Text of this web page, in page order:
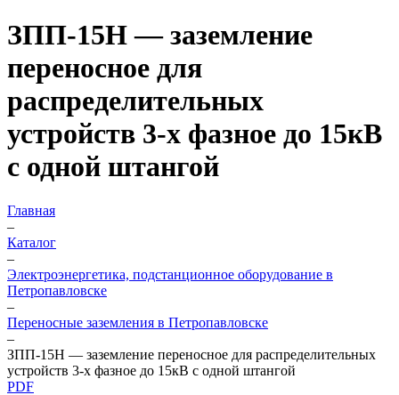
ЗПП-15Н — заземление
переносное для
распределительных
устройств 3-х фазное до 15кВ
с одной штангой
Главная
–
Каталог
–
Электроэнергетика, подстанционное оборудование в
Петропавловске
–
Переносные заземления в Петропавловске
–
ЗПП-15Н — заземление переносное для распределительных
устройств 3-х фазное до 15кВ с одной штангой
PDF